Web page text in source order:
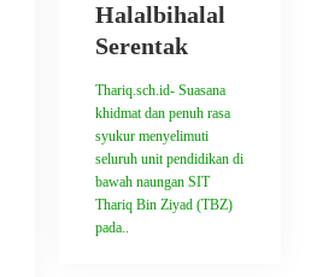
Halalbihalal
Serentak
Thariq.sch.id- Suasana
khidmat dan penuh rasa
syukur menyelimuti
seluruh unit pendidikan di
bawah naungan SIT
Thariq Bin Ziyad (TBZ)
pada..